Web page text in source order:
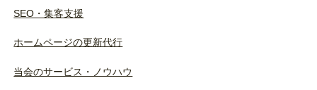
SEO・集客支援
ホームページの更新代行
当会のサービス・ノウハウ